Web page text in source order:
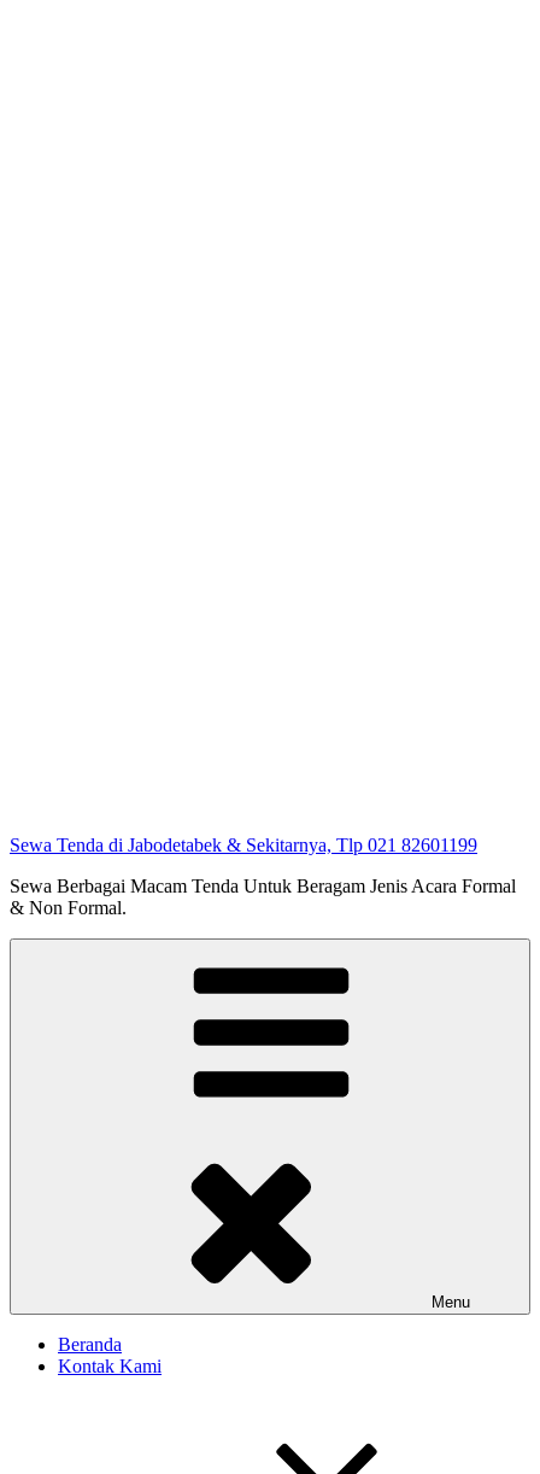
Sewa Tenda di Jabodetabek & Sekitarnya, Tlp 021 82601199
Sewa Berbagai Macam Tenda Untuk Beragam Jenis Acara Formal
& Non Formal.
Menu
Beranda
Kontak Kami